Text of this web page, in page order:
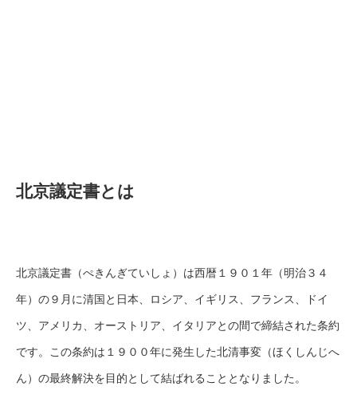
北京議定書とは
北京議定書（ぺきんぎていしょ）は西暦１９０１年（明治３４
年）の９月に清国と日本、ロシア、イギリス、フランス、ドイ
ツ、アメリカ、オーストリア、イタリアとの間で締結された条約
です。この条約は１９００年に発生した北清事変（ほくしんじへ
ん）の最終解決を目的として結ばれることとなりました。